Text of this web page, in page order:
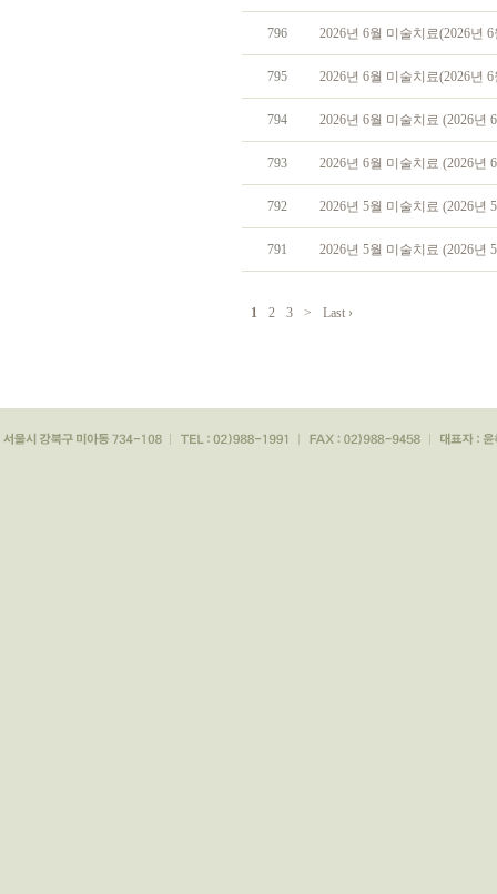
796 2026년 6월 미술치료(2026년 6
795 2026년 6월 미술치료(2026년 6
794 2026년 6월 미술치료 (2026년
793 2026년 6월 미술치료 (2026년
792 2026년 5월 미술치료 (2026년
791 2026년 5월 미술치료 (2026년
1 2 3 > Last ›